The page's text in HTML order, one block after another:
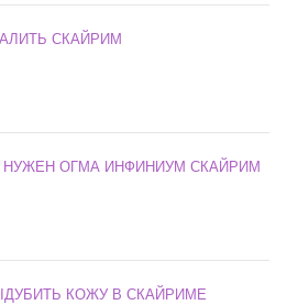
СКАЙРИМ
НУЖЕН ОГМА ИНФИНИУМ СКАЙРИМ
КОЖУ В СКАЙРИМЕ